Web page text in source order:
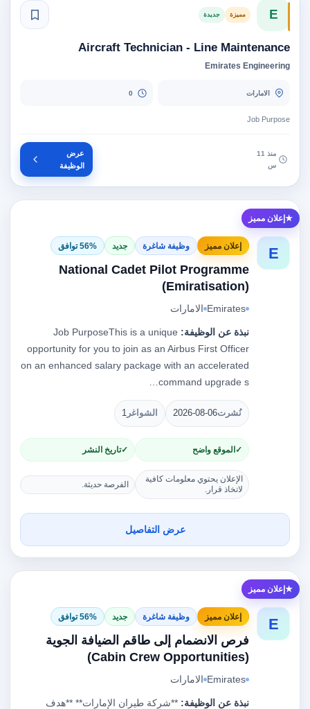
E مميزة جديدة
Aircraft Technician - Line Maintenance
Emirates Engineering
الامارات 0
Job Purpose
منذ 11
س
عرض
الوظيفة
إعلان مميز
E إعلان مميز وظيفة شاغرة جديد 56% توافق
National Cadet Pilot Programme
(Emiratisation)
Emirates الامارات
نبذة عن الوظيفة: Job PurposeThis is a unique
opportunity for you to join as an Airbus First Officer
on an enhanced salary package with an accelerated
command upgrade s…
نُشرت2026-08-06 الشواغر 1
الموقع واضح تاريخ النشر
الإعلان يحتوي معلومات كافية
لاتخاذ قرار.
الفرصة حديثة.
عرض التفاصيل
إعلان مميز
E إعلان مميز وظيفة شاغرة جديد 56% توافق
فرص الانضمام إلى طاقم الضيافة الجوية
(Cabin Crew Opportunities)
Emirates الامارات
نبذة عن الوظيفة: **شركة طيران الإمارات** **هدف